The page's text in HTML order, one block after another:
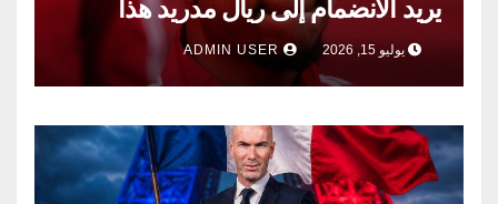
يريد الانضمام إلى ريال مدريد هذا
الصيف.
يوليو 15, 2026 ADMIN USER